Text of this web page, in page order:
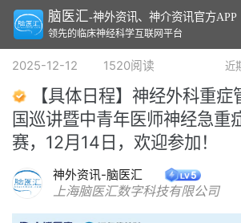
脑医汇-神外资讯、神介资讯官方APP
领先的临床神经科学互联网平台
2025-12-12 1520阅读 近
【具体日程】神经外科重症
国巡讲暨中青年医师神经急重
赛，12月14日，欢迎参加！
神外资讯-脑医汇
上海脑医汇数字科技有限公司